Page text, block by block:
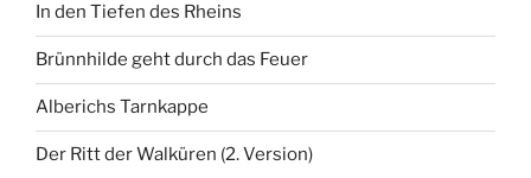
In den Tiefen des Rheins
Brünnhilde geht durch das Feuer
Alberichs Tarnkappe
Der Ritt der Walküren (2. Version)